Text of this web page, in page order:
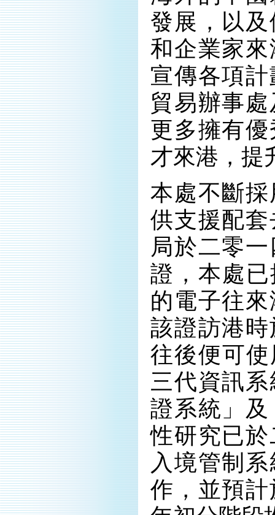
發展，以
和企業家
宣傳各項
貿易辦事
更多擁有
才來港，提
本處不斷
供支援配
局於二零
證，本處
的電子往
該證訪港
往後便可
三代資訊
證系統」
性研究已
入境管制
作，並預